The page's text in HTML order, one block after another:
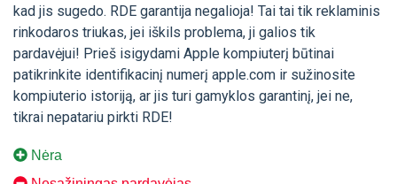
kad jis sugedo. RDE garantija negalioja! Tai tai tik reklaminis
rinkodaros triukas, jei iškils problema, ji galios tik
pardavėjui! Prieš isigydami Apple kompiuterį būtinai
patikrinkite identifikacinį numerį apple.com ir sužinosite
kompiuterio istoriją, ar jis turi gamyklos garantinį, jei ne,
tikrai nepatariu pirkti RDE!
Nėra